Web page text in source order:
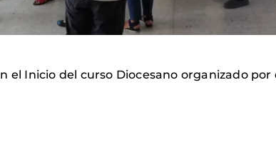
el Inicio del curso Diocesano organizado